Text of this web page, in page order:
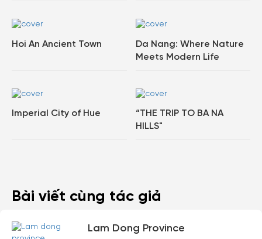
Hoi An Ancient Town
Da Nang: Where Nature
Meets Modern Life
Imperial City of Hue
“THE TRIP TO BA NA
HILLS"
Bài viết cùng tác giả
Lam Dong Province